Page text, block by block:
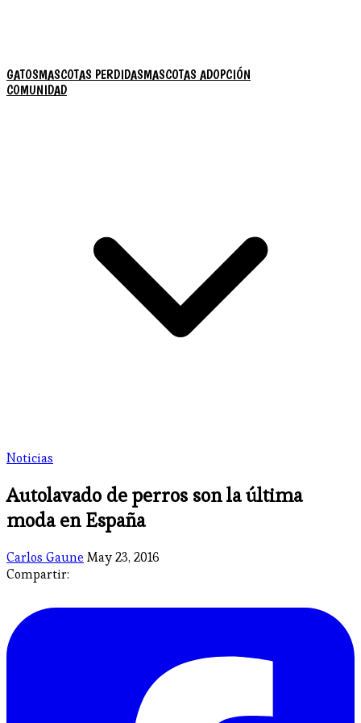
GATOSMASCOTAS PERDIDASMASCOTAS ADOPCIÓN
COMUNIDAD
Noticias
Autolavado de perros son la última
moda en España
Carlos Gaune May 23, 2016
Compartir: